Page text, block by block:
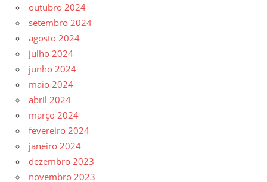
outubro 2024
setembro 2024
agosto 2024
julho 2024
junho 2024
maio 2024
abril 2024
março 2024
fevereiro 2024
janeiro 2024
dezembro 2023
novembro 2023